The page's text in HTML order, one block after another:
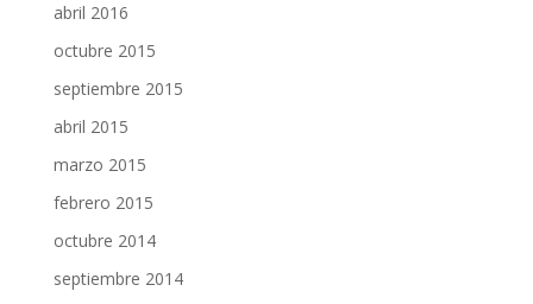
abril 2016
octubre 2015
septiembre 2015
abril 2015
marzo 2015
febrero 2015
octubre 2014
septiembre 2014